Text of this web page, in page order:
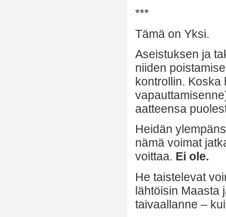
***
Tämä on Yksi.
Aseistuksen ja
niiden
kontrollin. Koska
aatteensa
Heidän
nämä voimat
voittaa. Ei ole.
He taistelevat
lähtöisin Maasta
taivaallanne –